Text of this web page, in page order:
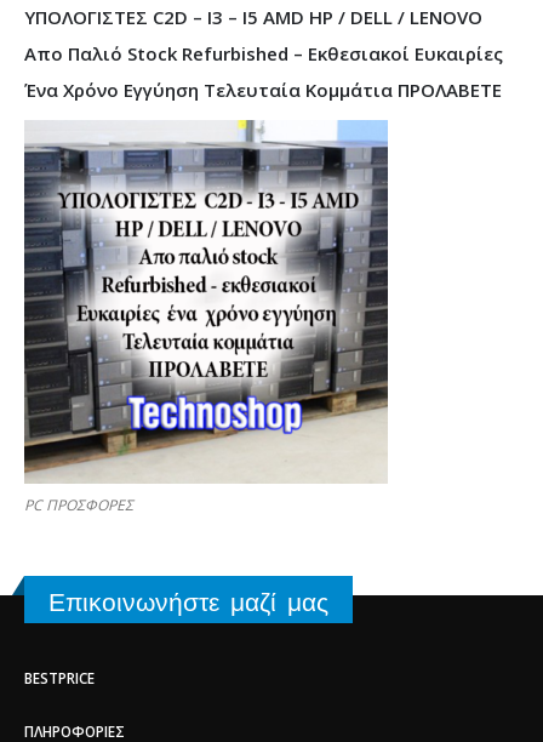
ΥΠΟΛΟΓΙΣΤΕΣ C2D – I3 – I5 AMD HP / DELL / LENOVO
Απο Παλιό Stock Refurbished – Εκθεσιακοί Ευκαιρίες
Ένα Χρόνο Εγγύηση Τελευταία Κομμάτια ΠΡΟΛΑΒΕΤΕ
PC ΠΡΟΣΦΟΡΕΣ
Επικοινωνήστε μαζί μας
BESTPRICE
ΠΛΗΡΟΦΟΡΊΕΣ